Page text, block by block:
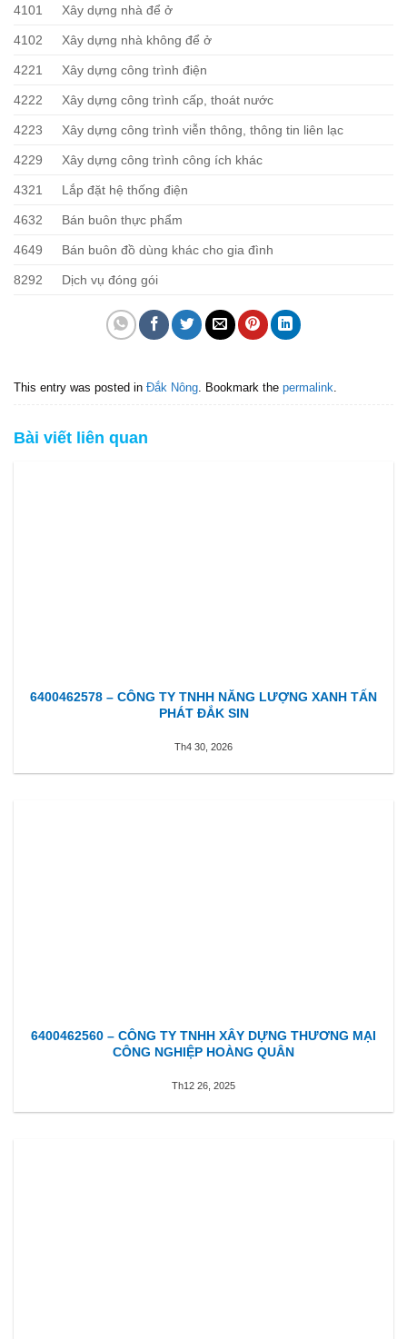
4101 Xây dựng nhà để ở
4102 Xây dựng nhà không để ở
4221 Xây dựng công trình điện
4222 Xây dựng công trình cấp, thoát nước
4223 Xây dựng công trình viễn thông, thông tin liên lạc
4229 Xây dựng công trình công ích khác
4321 Lắp đặt hệ thống điện
4632 Bán buôn thực phẩm
4649 Bán buôn đồ dùng khác cho gia đình
8292 Dịch vụ đóng gói
This entry was posted in Đắk Nông. Bookmark the permalink.
Bài viết liên quan
6400462578 – CÔNG TY TNHH NĂNG LƯỢNG XANH TẤN
PHÁT ĐẮK SIN
Th4 30, 2026
6400462560 – CÔNG TY TNHH XÂY DỰNG THƯƠNG MẠI
CÔNG NGHIỆP HOÀNG QUÂN
Th12 26, 2025